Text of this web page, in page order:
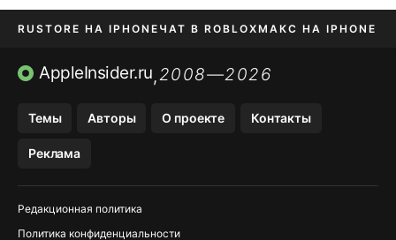
RUSTORE НА IPHONE ЧАТ В ROBLOXМАКС НА IPHONE
AVITO НА IPHONEВТБ ОНЛАЙН TIKTOK НА IPHONE
AppleInsider.ru,2008—2026
Темы Авторы О проекте Контакты
Реклама
Редакционная политика
Политика конфиденциальности